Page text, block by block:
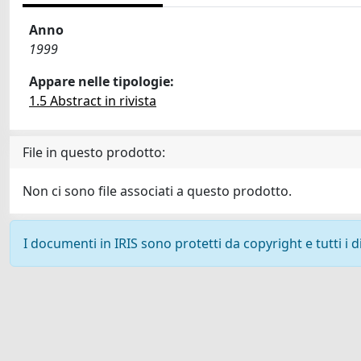
Anno
1999
Appare nelle tipologie:
1.5 Abstract in rivista
File in questo prodotto:
Non ci sono file associati a questo prodotto.
I documenti in IRIS sono protetti da copyright e tutti i